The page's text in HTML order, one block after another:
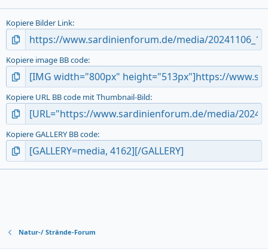
Kopiere Bilder Link
Kopiere image BB code
Kopiere URL BB code mit Thumbnail-Bild
Kopiere GALLERY BB code
Natur-/ Strände-Forum